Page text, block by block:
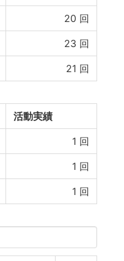
20 回
23 回
21 回
活動実績
1 回
1 回
1 回